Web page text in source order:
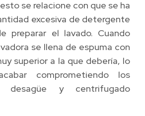
se relacione con que se ha
excesiva de detergente
preparar el lavado. Cuando
se llena de espuma con
superior a la que debería, lo
comprometiendo los
desagüe y centrifugado